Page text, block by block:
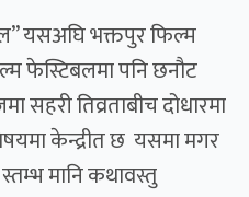
यसअघि भक्तपुर फिल्म
फेस्टिबलमा पनि छनौट
सहरी तिव्रताबीच दोधारमा
केन्द्रीत छ यसमा मगर
मानि कथावस्तु